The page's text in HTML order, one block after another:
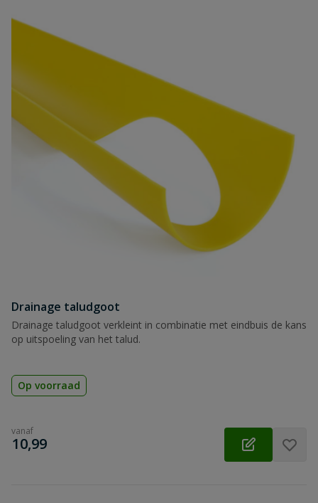
Drainage taludgoot
Drainage taludgoot verkleint in combinatie met eindbuis de kans
op uitspoeling van het talud.
Op voorraad
vanaf
€
10,99